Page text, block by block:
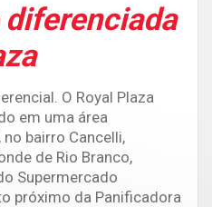
O Royal Plaza
em uma área
bairro Cancelli,
de Rio Branco,
Supermercado
próximo da Panificadora